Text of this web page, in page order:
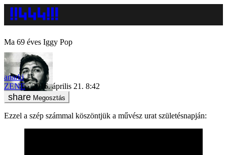
Ma 69 éves Iggy Pop
anarki
ZENE
2016. április 21. 8:42
Megosztás
Ezzel a szép számmal köszöntjük a művész urat születésnapján: